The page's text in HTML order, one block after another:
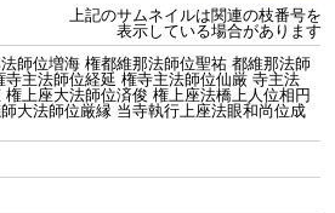
上記のサムネイルは関連の枝番号を
表示している場合があります
師位増海 権都維那法師位聖祐 都維那法師
寺主法師位経延 権寺主法師位仙厳 寺主法
権上座大法師位済俊 権上座法橋上人位相円
大法師位厳縁 当寺執行上座法眼和尚位成